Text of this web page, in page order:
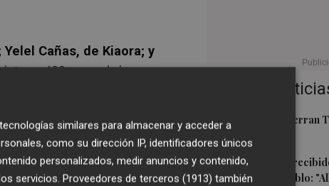
Últimas
1El homenaje a Ferran
imágenes
2Ferran Torres,
masas en su pueblo:
Cañas, de Kiaora; y
y 400 euros de la
La Salita, se realizará
jóvenes cocineros es sumar a
similares para almacenar y acceder a
como su dirección IP, identificadores únicos
personalizados, medir anuncios y contenido,
servicios. Proveedores de terceros (1913) también